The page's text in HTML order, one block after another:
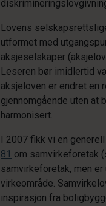
Lovens
utformet med
aksjeselskaper
Leseren bør imidlertid
aksjeloven er endret en
gjennomgående uten at
harmonisert.
I 2007 fikk vi en
81 om samvirkeforetak
samvirkeforetak, men
virkeområde.
inspirasjon fra